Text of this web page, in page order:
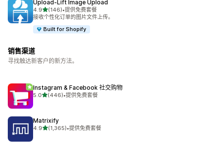
Upload‑Lift Image Upload
4.9星（满分 5 星）
(146)
总共 146 条评论
•提供免费套餐
接收个性化订单的图片文件上传。
Built for Shopify
销售渠道
寻找触达新客户的新方法。
Instagram & Facebook 社交购物
5.0星（满分 5 星）
(446)
总共 446 条评论
•提供免费套餐
Matrixify
4.9星（满分 5 星）
(1,365)
总共 1365 条评论
•提供免费套餐